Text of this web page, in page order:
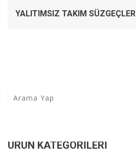
YALITIMSIZ TAKIM SÜZGEÇLER
ÜRÜN KATEGORILERI